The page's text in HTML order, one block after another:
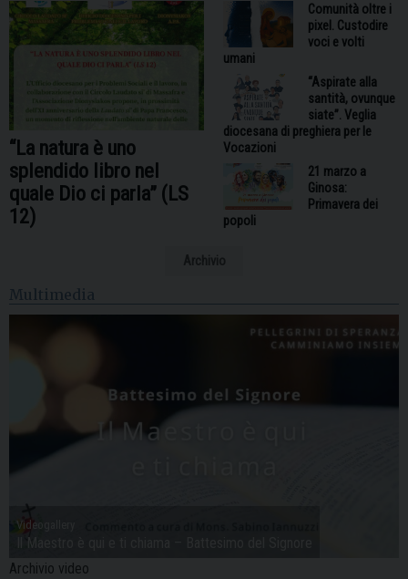
“La natura è uno
splendido libro nel
quale Dio ci parla” (LS
12)
Comunità oltre i
pixel. Custodire
voci e volti
umani
“Aspirate alla
santità, ovunque
siate”. Veglia
diocesana di preghiera per le
Vocazioni
21 marzo a
Ginosa:
Primavera dei
popoli
Archivio
Multimedia
Videogallery
Il Maestro è qui e ti chiama – Battesimo del Signore
Archivio video